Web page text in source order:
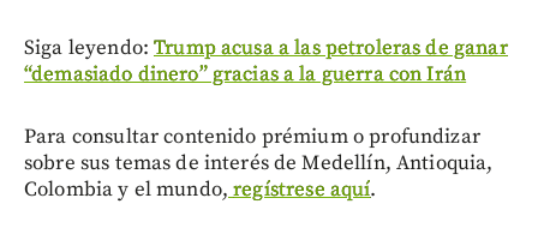
Siga leyendo:Trump acusa a las petroleras de ganar
“demasiado dinero” gracias a la guerra con Irán
Para consultar contenido prémium o profundizar
sobre sus temas de interés de Medellín, Antioquia,
Colombia y el mundo, regístrese aquí.